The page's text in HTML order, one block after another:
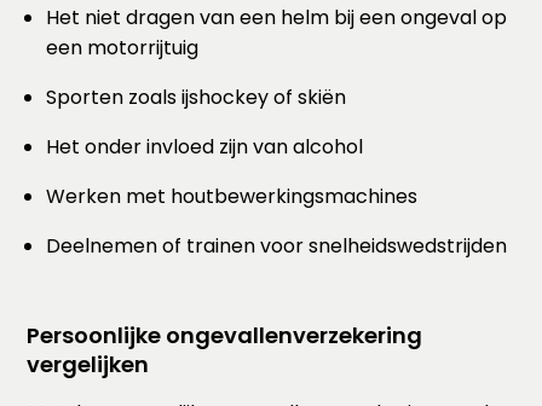
Het niet dragen van een helm bij een ongeval op
een motorrijtuig
Sporten zoals ijshockey of skiën
Het onder invloed zijn van alcohol
Werken met houtbewerkingsmachines
Deelnemen of trainen voor snelheidswedstrijden
Persoonlijke ongevallenverzekering
vergelijken